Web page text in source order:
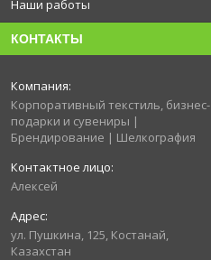
Наши работы
КОНТАКТЫ
Корпоративный текстиль, бизнес-
подарки и сувениры |
Брендирование | Шелкография
Алексей
ул. Пушкина, 125, Костанай,
Казахстан